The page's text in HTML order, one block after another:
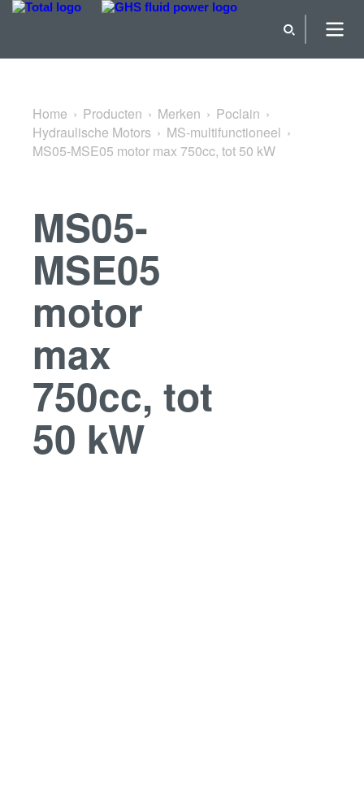
Terug naar MS-multifunctioneel
Home Producten Merken
Poclain
Hydraulische Motors
MS-multifunctioneel
MS05-MSE05 motor max 750cc, tot 50 kW
MS05-
MSE05
motor
max
750cc, tot
50 kW